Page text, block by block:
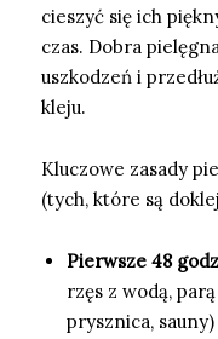
cieszyć się ich
czas. Dobra
uszkodzeń i
kleju.
Kluczowe zasady
(tych, które są
Pierwsze 48
rzęs z wodą,
prysznica,